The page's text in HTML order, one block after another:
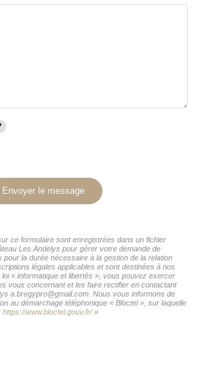
Envoyer le message
ce formulaire sont enregistrées dans un fichier
Les Andelys pour gérer votre demande de
la durée nécessaire à la gestion de la relation
légales applicables et sont destinées à nos
« informatique et libertés », vous pouvez exercer
vous concernant et les faire rectifier en contactant
a.bregypro@gmail.com. Nous vous informons de
au démarchage téléphonique « Bloctel », sur laquelle
https://www.bloctel.gouv.fr/»